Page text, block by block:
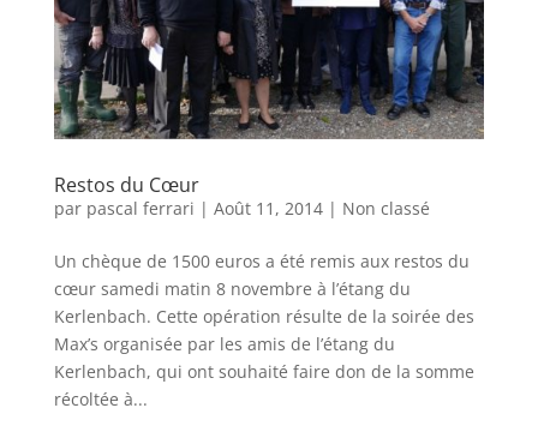
Restos du Cœur
par pascal ferrari | Août 11, 2014| Non classé
Un chèque de 1500 euros a été remis aux restos du
cœur samedi matin 8 novembre à l’étang du
Kerlenbach. Cette opération résulte de la soirée des
Max’s organisée par les amis de l’étang du
Kerlenbach, qui ont souhaité faire don de la somme
récoltée à...